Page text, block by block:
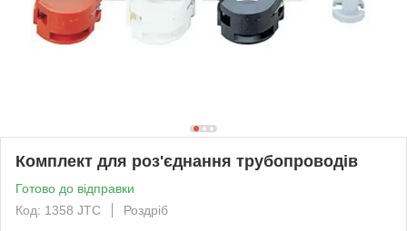
Комплект для роз'єднання трубопроводів
Готово до відправки
Код: 1358 JTC
Роздріб